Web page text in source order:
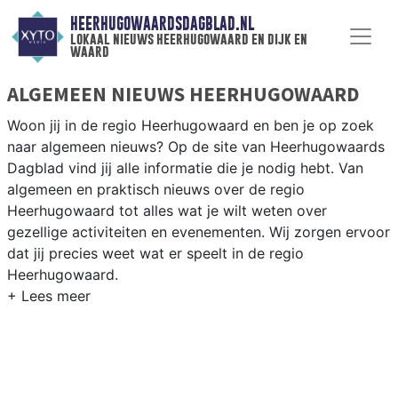
HEERHUGOWAARDSDAGBLAD.NL
lokaal nieuws heerhugowaard en dijk en
waard
ALGEMEEN NIEUWS HEERHUGOWAARD
Woon jij in de regio Heerhugowaard en ben je op zoek
naar algemeen nieuws? Op de site van Heerhugowaards
Dagblad vind jij alle informatie die je nodig hebt. Van
algemeen en praktisch nieuws over de regio
Heerhugowaard tot alles wat je wilt weten over
gezellige activiteiten en evenementen. Wij zorgen ervoor
dat jij precies weet wat er speelt in de regio
Heerhugowaard.